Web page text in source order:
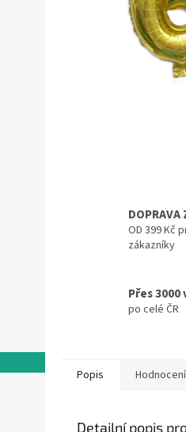
DOPRAVA
OD 399 Kč
zákazníky
Přes
po celé ČR
Popis Hodnocení
Detailní popis